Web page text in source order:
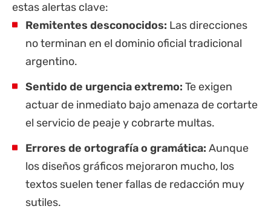
estas alertas clave:
Remitentes desconocidos: Las direcciones
no terminan en el dominio oficial tradicional
argentino.
Sentido de urgencia extremo: Te exigen
actuar de inmediato bajo amenaza de cortarte
el servicio de peaje y cobrarte multas.
Errores de ortografía o gramática: Aunque
los diseños gráficos mejoraron mucho, los
textos suelen tener fallas de redacción muy
sutiles.